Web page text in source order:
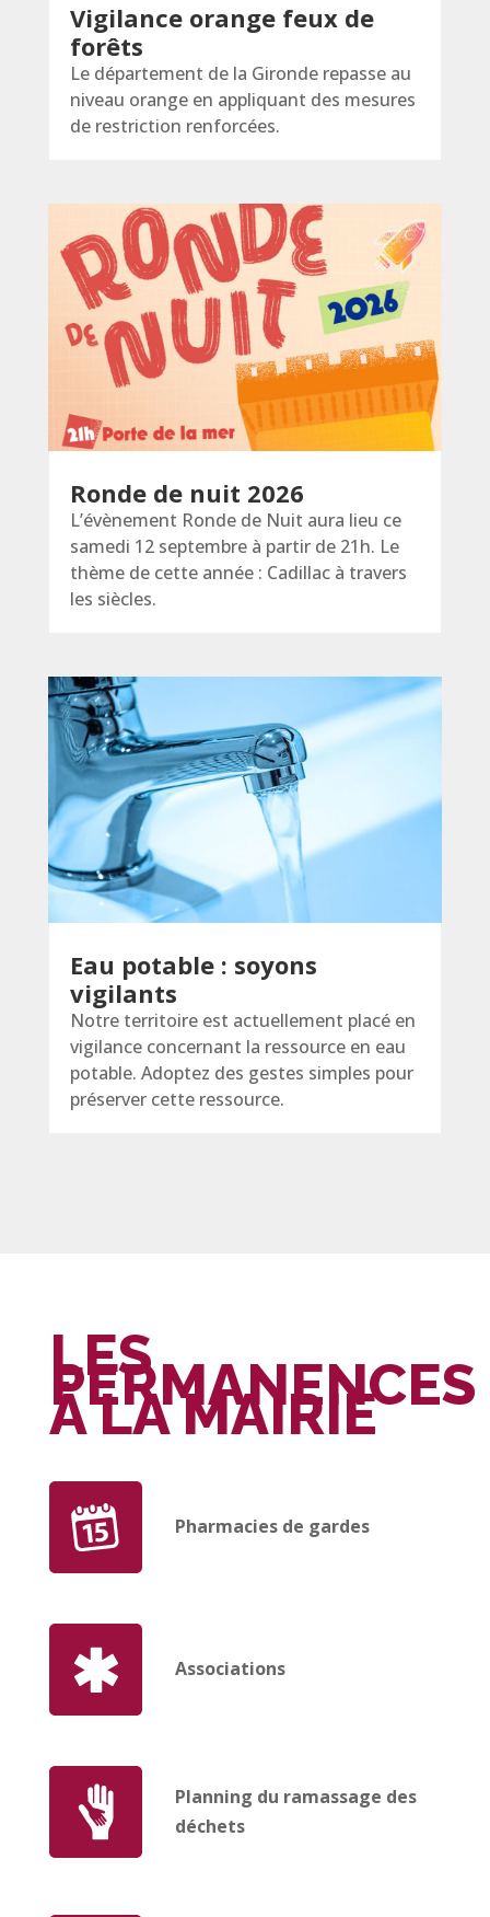
Vigilance orange feux de
forêts
Le département de la Gironde repasse au
niveau orange en appliquant des mesures
de restriction renforcées.
Ronde de nuit 2026
L’évènement Ronde de Nuit aura lieu ce
samedi 12 septembre à partir de 21h. Le
thème de cette année : Cadillac à travers
les siècles.
Eau potable : soyons
vigilants
Notre territoire est actuellement placé en
vigilance concernant la ressource en eau
potable. Adoptez des gestes simples pour
préserver cette ressource.
LES
PERMANENCES
À LA MAIRIE
Pharmacies de gardes
Associations
Planning du ramassage des
déchets